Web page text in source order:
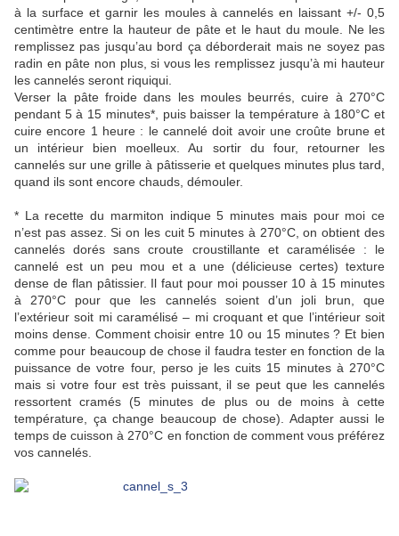
à la surface et garnir les moules à cannelés en laissant +/- 0,5
centimètre entre la hauteur de pâte et le haut du moule. Ne les
remplissez pas jusqu’au bord ça déborderait mais ne soyez pas
radin en pâte non plus, si vous les remplissez jusqu’à mi hauteur
les cannelés seront riquiqui.
Verser la pâte froide dans les moules beurrés, cuire à 270°C
pendant 5 à 15 minutes*, puis baisser la température à 180°C et
cuire encore 1 heure : le cannelé doit avoir une croûte brune et
un intérieur bien moelleux. Au sortir du four, retourner les
cannelés sur une grille à pâtisserie et quelques minutes plus tard,
quand ils sont encore chauds, démouler.
* La recette du marmiton indique 5 minutes mais pour moi ce
n’est pas assez. Si on les cuit 5 minutes à 270°C, on obtient des
cannelés dorés sans croute croustillante et caramélisée : le
cannelé est un peu mou et a une (délicieuse certes) texture
dense de flan pâtissier. Il faut pour moi pousser 10 à 15 minutes
à 270°C pour que les cannelés soient d’un joli brun, que
l’extérieur soit mi caramélisé – mi croquant et que l’intérieur soit
moins dense. Comment choisir entre 10 ou 15 minutes ? Et bien
comme pour beaucoup de chose il faudra tester en fonction de la
puissance de votre four, perso je les cuits 15 minutes à 270°C
mais si votre four est très puissant, il se peut que les cannelés
ressortent cramés (5 minutes de plus ou de moins à cette
température, ça change beaucoup de chose). Adapter aussi le
temps de cuisson à 270°C en fonction de comment vous préférez
vos cannelés.